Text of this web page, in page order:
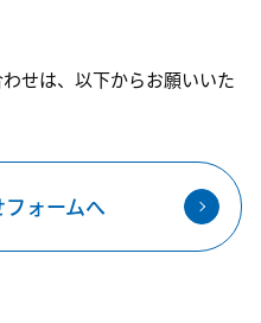
せは、以下からお願いいた
ォームへ